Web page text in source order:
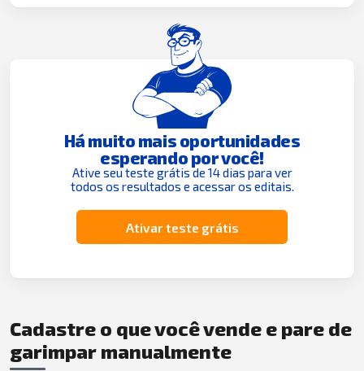
Há muito mais oportunidades
esperando por você!
Ative seu teste grátis de 14 dias para ver
todos os resultados e acessar os editais.
Ativar teste grátis
Cadastre o que você vende e pare de
garimpar manualmente